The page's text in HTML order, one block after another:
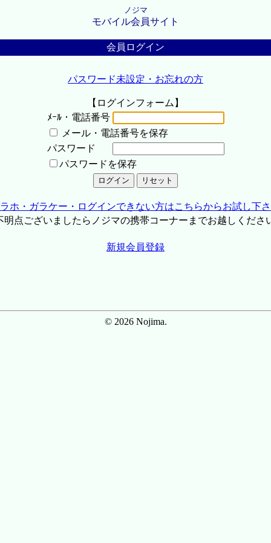
ノジマ
モバイル会員サイト
会員ログイン
パスワード未設定・お忘れの方
【ログインフォーム】
ﾒｰﾙ・電話番号
メール・電話番号を保存
パスワード
パスワードを保存
ホ・ガラケー・ログインできない方はこちらからお試し下
点ございましたらノジマの携帯コーナーまでお越しくださ
新規会員登録
© 2026 Nojima.